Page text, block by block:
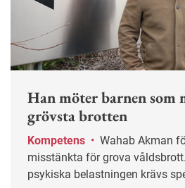
Han möter barnen som
grövsta brotten
Kompetens •
misstänkta för grova
psykiska belastningen krävs